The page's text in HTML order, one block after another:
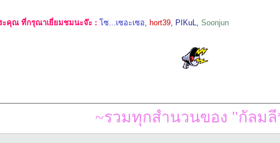
ะคุณ ที่กรุณาเยี่ยมชมนะจ๊ะ : โซ...เซอะเซอ, hort39, PIKuL,Soonjun
~รวมทุกสำนวนของ "กัลม